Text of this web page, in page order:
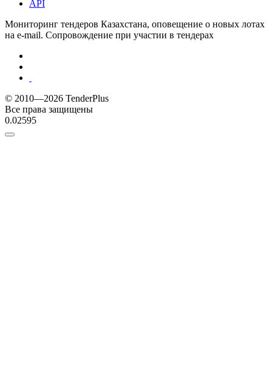
API
Мониторинг тендеров Казахстана, оповещение о новых лотах
на e-mail. Сопровождение при участии в тендерах
© 2010—2026 TenderPlus
Все права защищены
0.02595